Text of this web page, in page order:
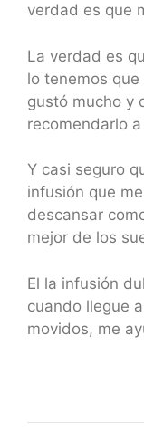
verdad es que
La verdad es
lo tenemos
gustó mucho y
recomendarlo
Y casi seguro
infusión que
descansar
mejor de los
El la infusión
cuando llegue
movidos, me